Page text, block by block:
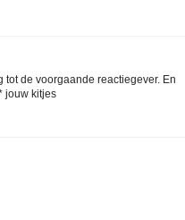
de voorgaande reactiegever. En
jouw kitjes